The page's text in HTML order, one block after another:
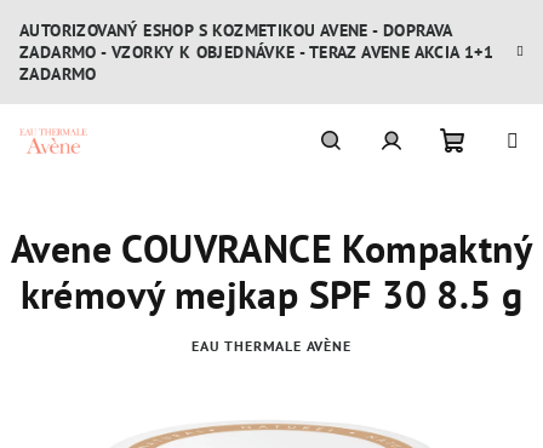
obsah
AUTORIZOVANÝ ESHOP S KOZMETIKOU AVENE - DOPRAVA
ZADARMO - VZORKY K OBJEDNÁVKE - TERAZ AVENE AKCIA 1+1
ZADARMO
košík
Avene COUVRANCE Kompaktný
krémový mejkap SPF 30 8.5 g
EAU THERMALE AVÈNE